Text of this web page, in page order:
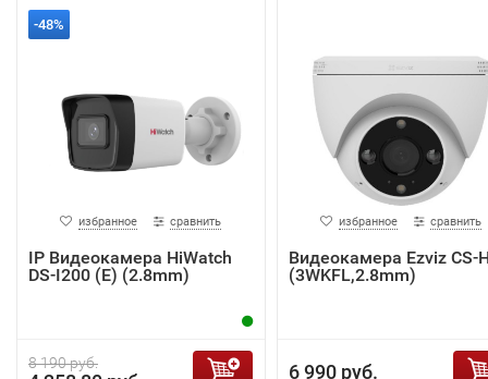
-48%
избранное сравнить
IP Видеокамера HiWatch
DS-I200 (E) (2.8mm)
8 190 руб.
избранное сравнить
Видеокамера Ezviz CS-
(3WKFL,2.8mm)
6 990 руб.